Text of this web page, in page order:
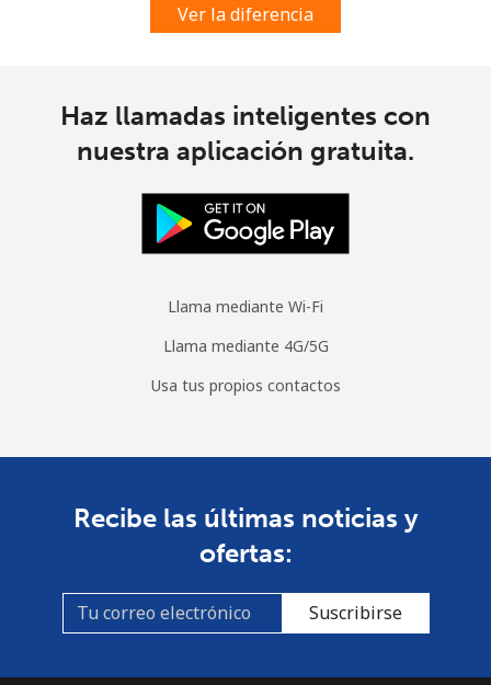
Ver la diferencia
Haz llamadas inteligentes con
nuestra aplicación gratuita.
Llama mediante Wi-Fi
Llama mediante 4G/5G
Usa tus propios contactos
Recibe las últimas noticias y
ofertas:
Suscribirse